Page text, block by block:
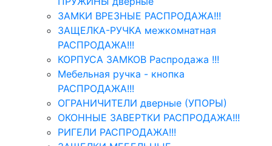
ЗАМКИ ВРЕЗНЫЕ РАСПРОДАЖА!!!
ЗАЩЕЛКА-РУЧКА межкомнатная
РАСПРОДАЖА!!!
КОРПУСА ЗАМКОВ Распродажа !!!
Мебельная ручка - кнопка
РАСПРОДАЖА!!!
ОГРАНИЧИТЕЛИ дверные (УПОРЫ)
ОКОННЫЕ ЗАВЕРТКИ РАСПРОДАЖА!!!
РИГЕЛИ РАСПРОДАЖА!!!